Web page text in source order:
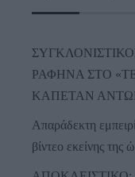
ΡΑΦΗΝΑ ΣΤΟ
ΚΑΠΕΤΑΝ
Απαράδεκτη
βίντεο εκείνης της